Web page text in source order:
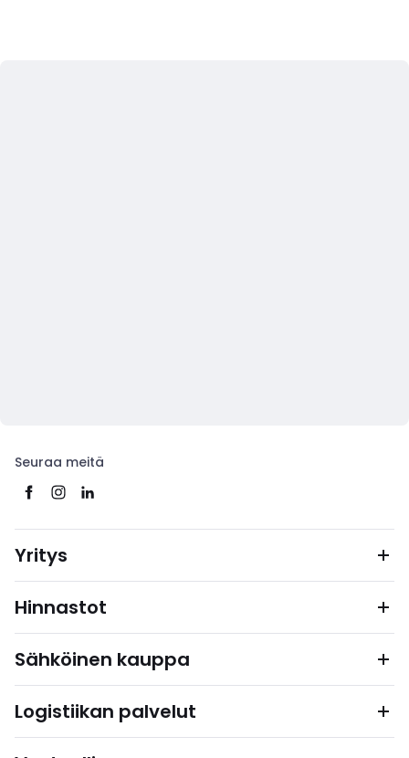
Seuraa meitä
Yritys
Hinnastot
Sähköinen kauppa
Logistiikan palvelut